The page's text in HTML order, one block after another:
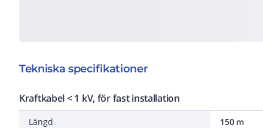
Tekniska specifikationer
Kraftkabel < 1 kV, för fast installation
Längd
150 m